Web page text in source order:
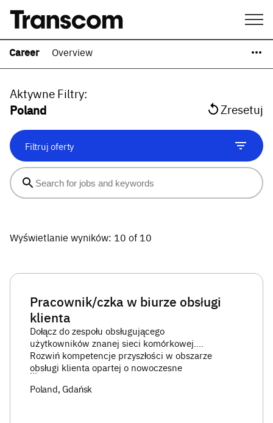
Career Overview
Aktywne Filtry:
Poland Zresetuj
Filtruj oferty
Wyświetlanie wyników: 10 of 10
Pracownik/czka w biurze obsługi
klienta
Dołącz do zespołu obsługującego
użytkowników znanej sieci komórkowej.
Rozwiń kompetencje przyszłości w obszarze
obsługi klienta opartej o nowoczesne
konsultantami i ko
...
Poland, Gdańsk